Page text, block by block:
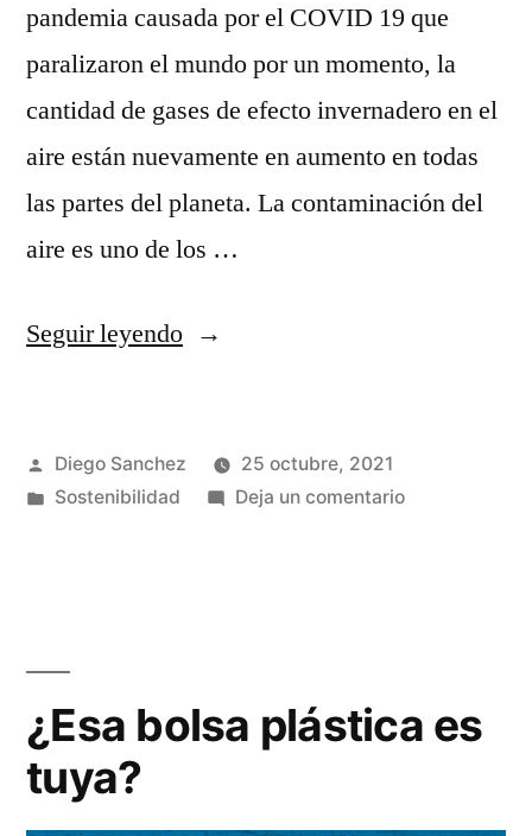
pandemia causada por el COVID 19 que
paralizaron el mundo por un momento, la
cantidad de gases de efecto invernadero en el
aire están nuevamente en aumento en todas
las partes del planeta. La contaminación del
aire es uno de los …
Seguir leyendo
Diego Sanchez
25 octubre, 2021
Sostenibilidad
Deja un comentario
¿Esa bolsa plástica es
tuya?